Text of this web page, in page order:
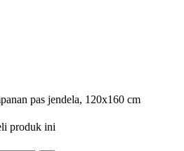
pas jendela, 120x160 cm
produk ini